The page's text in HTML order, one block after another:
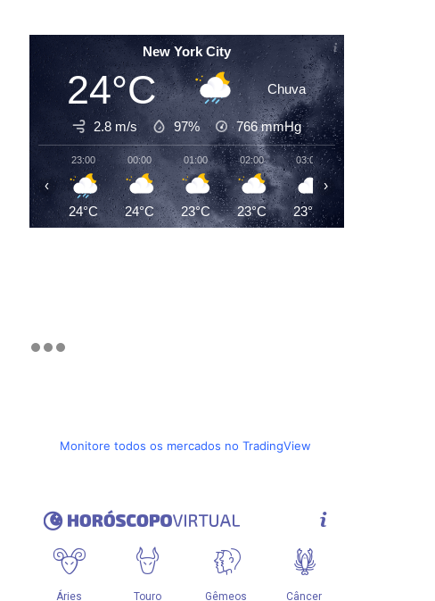
New York City
24°C Chuva
2.8 m/s 97% 766mmHg
23:00
24°C
00:00
24°C
01:00
23°C
02:00
23°C
03:00
23°C
‹ ›
Monitore todos os mercados no TradingView